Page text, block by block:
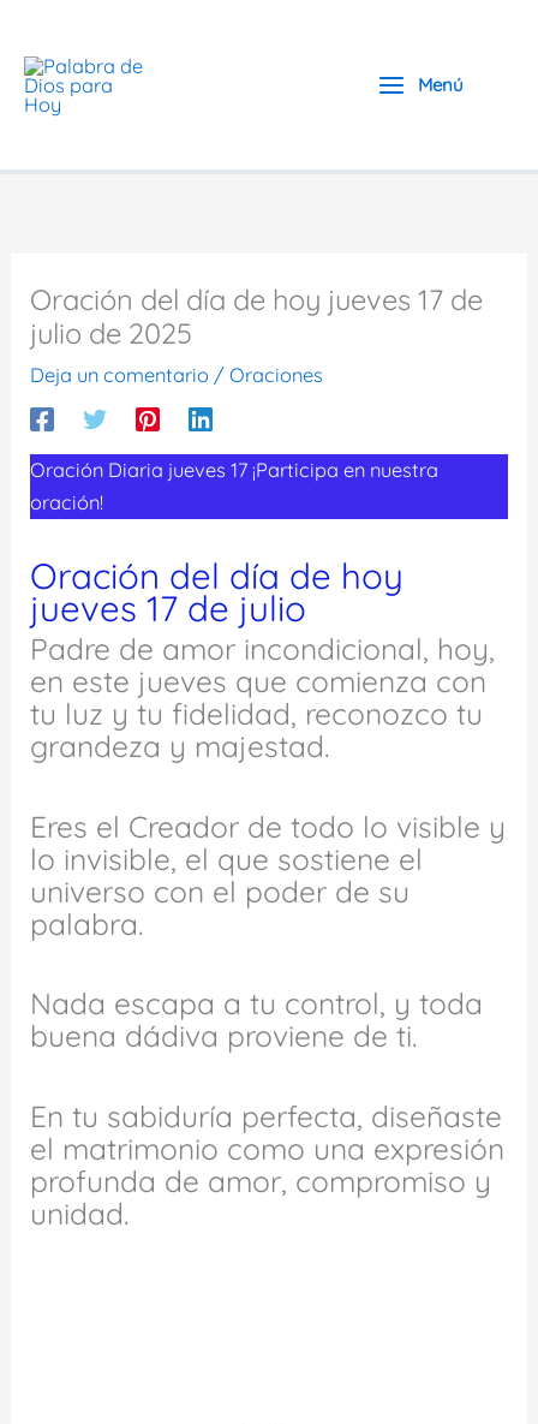
contenido
Menú
Oración del día de hoy jueves 17 de
julio de 2025
Deja un comentario /Oraciones
Oración Diaria jueves 17 ¡Participa en nuestra
oración!
Oración del día de hoy
jueves 17 de julio
Padre de amor incondicional, hoy,
en este jueves que comienza con
tu luz y tu fidelidad, reconozco tu
grandeza y majestad.
Eres el Creador de todo lo visible y
lo invisible, el que sostiene el
universo con el poder de su
palabra.
Nada escapa a tu control, y toda
buena dádiva proviene de ti.
En tu sabiduría perfecta, diseñaste
el matrimonio como una expresión
profunda de amor, compromiso y
unidad.